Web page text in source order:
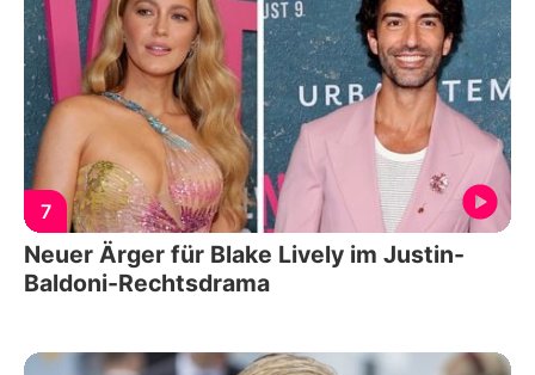
7
Neuer Ärger für Blake Lively im Justin-
Baldoni-Rechtsdrama